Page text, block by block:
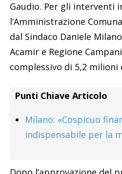
Gaudio. Per gli interventi
l’Amministrazione
dal Sindaco Daniele
Acamir e Regione
complessivo di 5,2 milioni
Punti Chiave Articolo
Milano: «Cospicuo
indispensabile per la